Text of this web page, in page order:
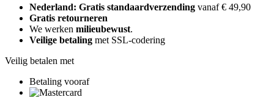
Nederland: Gratis standaardverzending vanaf € 49,90
Gratis retourneren
We werken milieubewust.
Veilige betaling met SSL-codering
Veilig betalen met
Betaling vooraf